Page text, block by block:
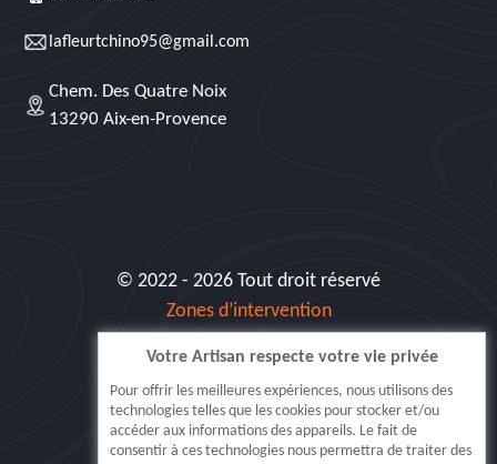
lafleurtchino95@gmail.com
Chem. Des Quatre Noix
13290 Aix-en-Provence
© 2022 - 2026 Tout droit réservé
Zones d’intervention
Siret: 515 062 404 000 30
Votre Artisan respecte votre vie privée
Pour offrir les meilleures expériences, nous utilisons des
technologies telles que les cookies pour stocker et/ou
accéder aux informations des appareils. Le fait de
consentir à ces technologies nous permettra de traiter des